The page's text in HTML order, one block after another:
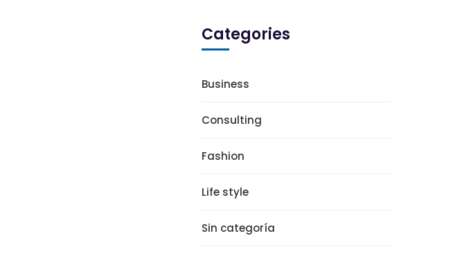
Categories
Business
Consulting
Fashion
Life style
Sin categoría